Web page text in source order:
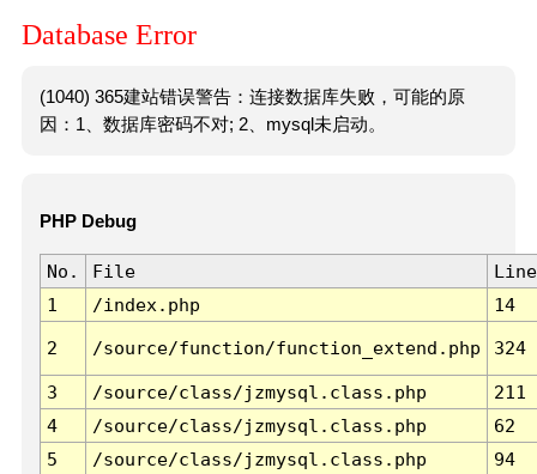
Database Error
(1040) 365建站错误警告：连接数据库失败，可能的原
因：1、数据库密码不对; 2、mysql未启动。
PHP Debug
No. File
Line
1
/index.php 14
2 /source/function/function_extend.php 324
3 /source/class/jzmysql.class.php
211
4
/source/class/jzmysql.class.php
62
5
/source/class/jzmysql.class.php
94